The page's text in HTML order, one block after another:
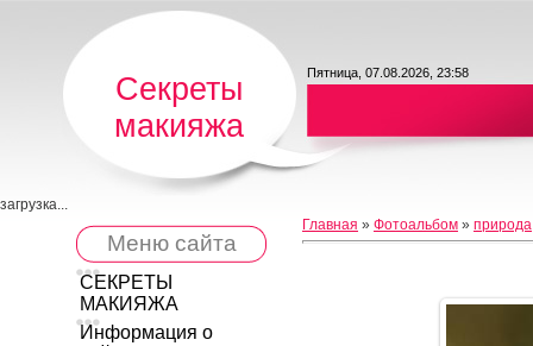
Секреты
макияжа
Пятница, 07.08.2026, 23:58
загрузка...
Меню сайта
СЕКРЕТЫ
МАКИЯЖА
Информация о
Главная » Фотоальбом » природа